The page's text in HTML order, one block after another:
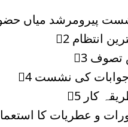
پیرومرشد میاں حضور
انتظام
تصوف
و جوابات کی نشست
کار
و عطریات کا